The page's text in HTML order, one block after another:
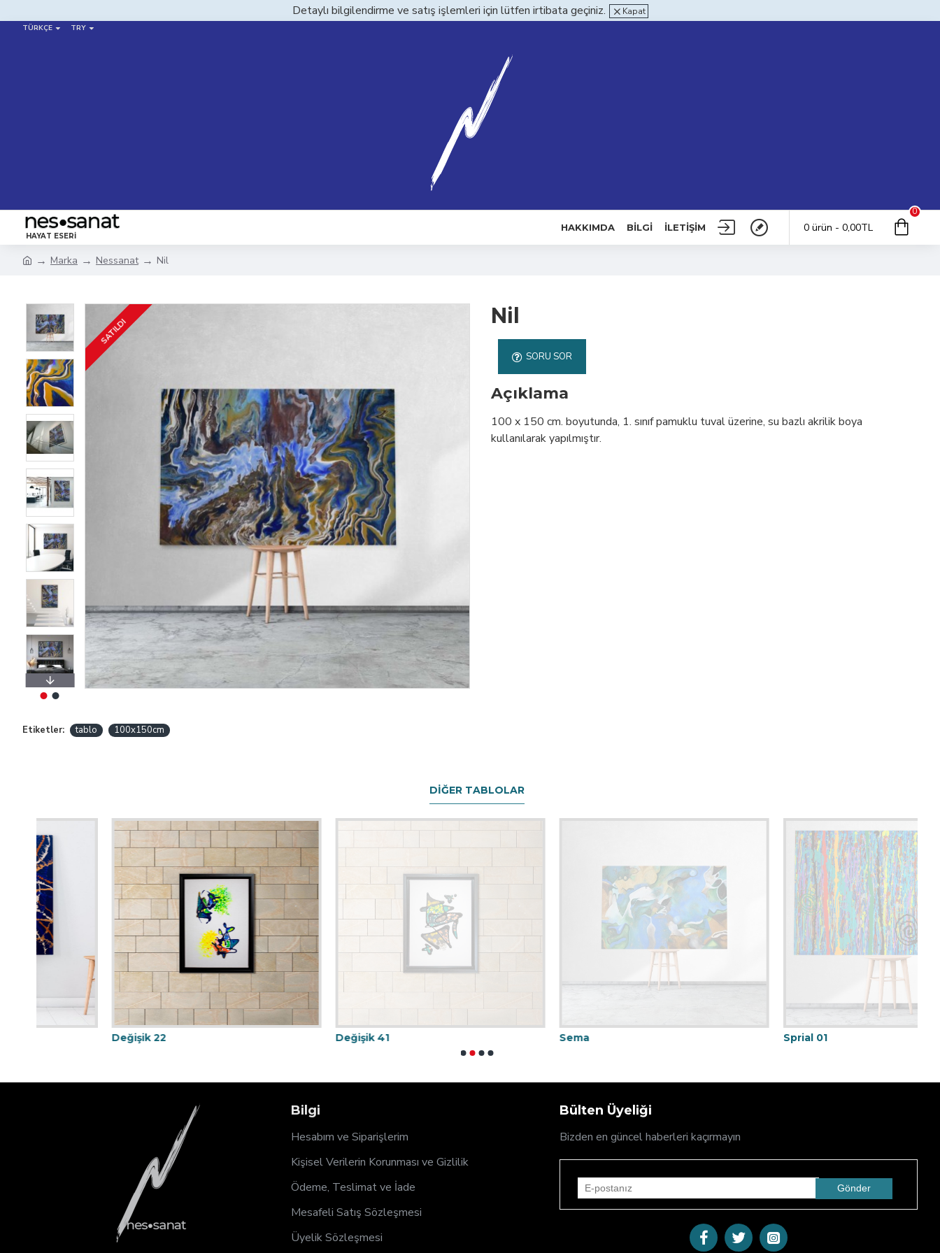
Detaylı bilgilendirme ve satış işlemleri için lütfen irtibata geçiniz. Kapat
TÜRKÇE TRY
HAYAT ESERI
HAKKIMDA BILGI İLETIŞIM 0 ürün - 0,00TL
0
Marka Nessanat Nil
SATILDI
Nil
SORU SOR
Açıklama
100 x 150 cm. boyutunda, 1. sınıf pamuklu tuval üzerine, su bazlı akrilik boya
kullanılarak yapılmıştır.
Etiketler: tablo 100x150cm
DIĞER TABLOLAR
Bilgi
Hesabım ve Siparişlerim
Kişisel Verilerin Korunması ve Gizlilik
Ödeme, Teslimat ve İade
Mesafeli Satış Sözleşmesi
Üyelik Sözleşmesi
Bülten Üyeliği
Bizden en güncel haberleri kaçırmayın